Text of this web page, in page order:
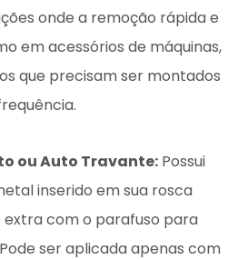
onde a remoção rápida e
em acessórios de máquinas,
que precisam ser montados
ou Auto Travante: Possui
inserido em sua rosca
com o parafuso para
ser aplicada apenas com